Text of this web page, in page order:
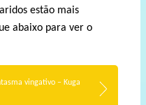
estão mais
abaixo para ver o
vingativo – Kuga